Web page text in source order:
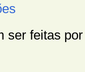
ser feitas por